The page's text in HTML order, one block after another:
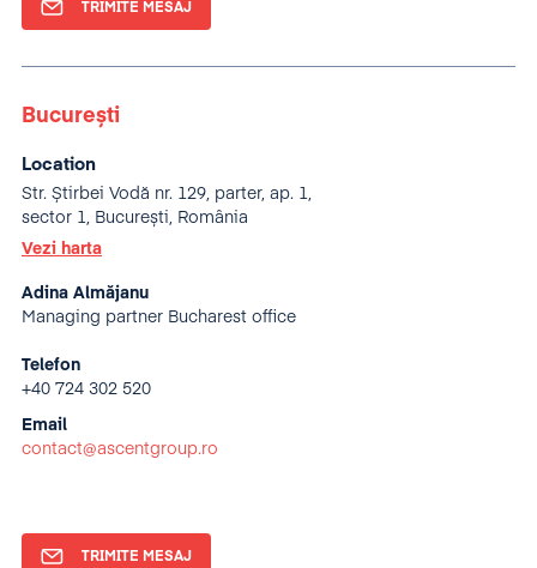
TRIMITE MESAJ
București
Location
Str. Știrbei Vodă nr. 129, parter, ap. 1,
sector 1, București, România
Vezi harta
Adina Almăjanu
Managing partner Bucharest office
Telefon
+40 724 302 520
Email
contact@ascentgroup.ro
TRIMITE MESAJ